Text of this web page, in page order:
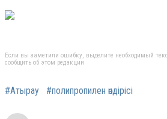
Если вы заметили ошибку, выделите необходимый
сообщить об этом редакции
#Атырау #полипропилен өндірісі